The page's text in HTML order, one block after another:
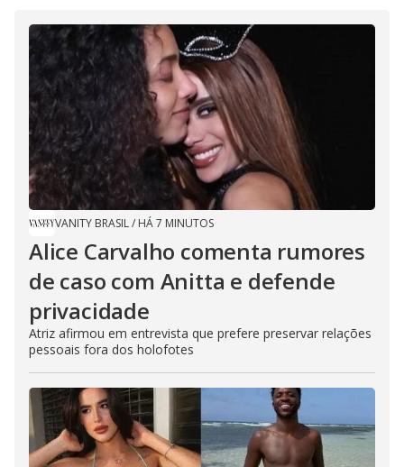
VANITY BRASIL/ HÁ 7 MINUTOS
Alice Carvalho comenta rumores
de caso com Anitta e defende
privacidade
Atriz afirmou em entrevista que prefere preservar relações
pessoais fora dos holofotes